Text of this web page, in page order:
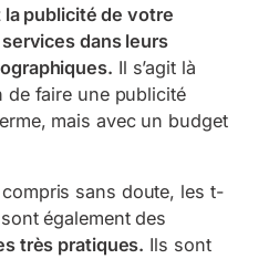
publicité de votre
dans leurs
Il s’agit là
de faire une publicité
mais avec un budget
compris sans doute, les t-
également des
très pratiques. Ils sont